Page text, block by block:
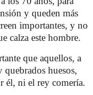
y queden más
importantes, y no
calza este hombre.
que aquellos, a
quebrados huesos,
él, ni el rey comería.